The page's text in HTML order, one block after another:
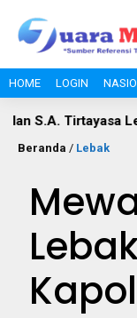
HOME LOGIN
Lebak:
Beranda / Lebak